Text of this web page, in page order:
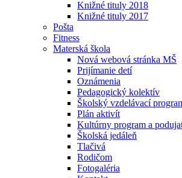
Knižné tituly 2018
Knižné tituly 2017
Pošta
Fitness
Materská škola
Nová webová stránka MŠ
Prijímanie detí
Oznámenia
Pedagogický kolektív
Školský vzdelávací
Plán aktivít
Kultúrny program a
Školská jedáleň
Tlačivá
Rodičom
Fotogaléria